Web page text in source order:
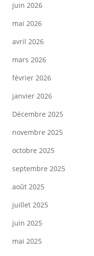
juin 2026
mai 2026
avril 2026
mars 2026
février 2026
janvier 2026
Décembre 2025
novembre 2025
octobre 2025
septembre 2025
août 2025
juillet 2025
juin 2025
mai 2025